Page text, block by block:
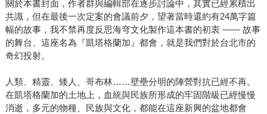
關於本書封面，作者群與編輯部在逐步討論中，其實已經累積出
共識，但在最後一次定案的會議前夕，望著當時還約有24萬字篇
幅的故事，我不禁再度反思海穹文化製作這本書的初衷 ―― 故事
的舞台、這座名為『凱塔格蘭加』都會，就是我們對於台北市的
奇幻投射。
人類、精靈、矮人、哥布林……壁壘分明的陣營對抗已經不再。
在凱塔格蘭加的土地上，血統與民族所形成的牢固階級已經慢慢
消逝，多元的物種、民族與文化，都能在這座新興的盆地都會